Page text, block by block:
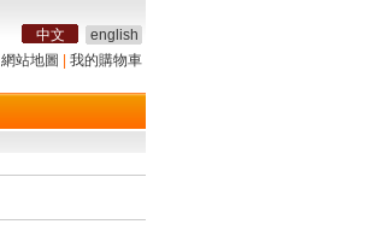
中文
english
網站地圖 我的購物車